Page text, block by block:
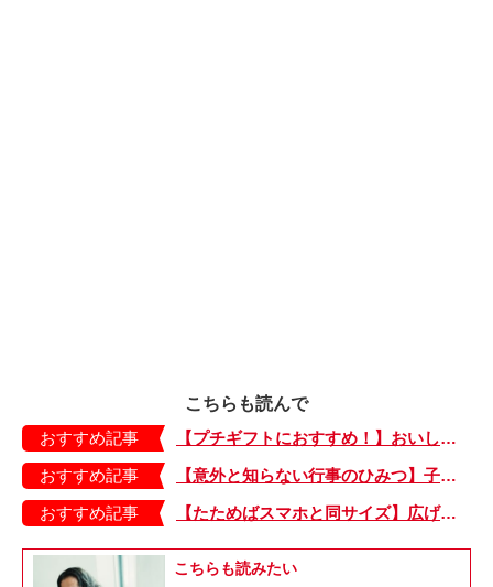
こちらも読んで
おすすめ記事
【プチギフトにおすすめ！】おいしいお茶でホッとひと息。箱がかわいい「ティーバッグ」
おすすめ記事
【意外と知らない行事のひみつ】子どもにはどう伝える？「お盆」って何だろう？
おすすめ記事
【たためばスマホと同サイズ】広げるとビビッドでジューシーな柄が目を引くコンパクトな「扇子」
こちらも読みたい